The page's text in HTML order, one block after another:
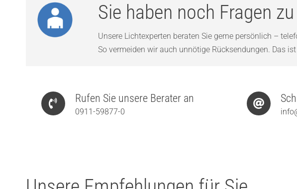
Sie haben noch Fragen
Unsere Lichtexperten beraten Sie gerne persönlich –
So vermeiden wir auch unnötige Rücksendungen. Das
Rufen Sie unsere Berater an
0911-59877-0